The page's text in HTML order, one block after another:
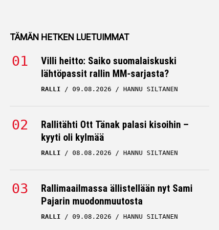
TÄMÄN HETKEN LUETUIMMAT
Villi heitto: Saiko suomalaiskuski
lähtöpassit rallin MM-sarjasta?
RALLI 09.08.2026 HANNU SILTANEN
Rallitähti Ott Tänak palasi kisoihin –
kyyti oli kylmää
RALLI 08.08.2026 HANNU SILTANEN
Rallimaailmassa ällistellään nyt Sami
Pajarin muodonmuutosta
RALLI 09.08.2026 HANNU SILTANEN